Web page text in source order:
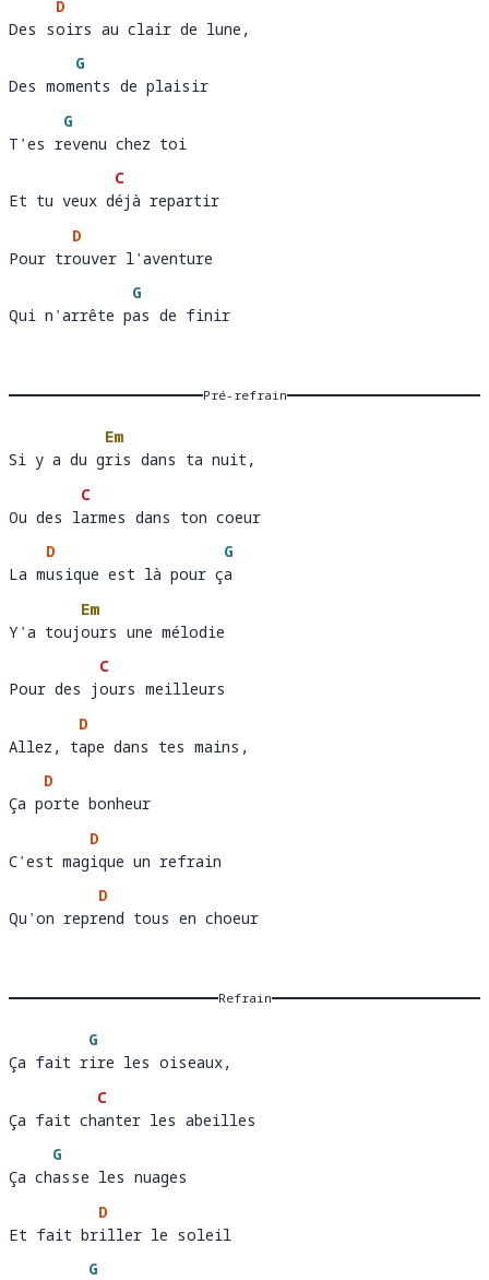
Des s
D
oirs au clair de lune
Des soirs au clair de lune,
Des mom
G
e
Des moments de plaisir
T'es r
G
evenu chez toi
T'es revenu chez toi
Et tu veux d
C
é
Et tu veux déjà repartir
Pour tr
D
ouver l'aventur
Pour trouver l'aventure
Qui n'arrête p
G
a
Qui n'arrête pas de finir
Pré-refrain
Si y a du g
Em
ris dans ta nuit
Si y a du gris dans ta nuit,
Ou des l
C
a
Ou des larmes dans ton coeur
La m
D
usique est là pour ç
G
a
La musique est là pour ça
Y'a touj
Em
ours une mélodie
Y'a toujours une mélodie
Pour des j
C
o
Pour des jours meilleurs
Allez, t
D
a
Allez, tape dans tes mains,
Ça p
D
o
Ça porte bonheur
C'est mag
D
i
C'est magique un refrain
Qu'on repr
D
e
Qu'on reprend tous en choeur
Refrain
Ça fait r
G
ire les oiseaux,
Ça fait rire les oiseaux,
Ça fait ch
C
a
Ça fait chanter les abeilles
Ça ch
G
asse les nuages
Ça chasse les nuages
Et fait br
D
i
Et fait briller le soleil
G